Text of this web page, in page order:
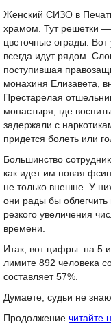
Женский СИЗО в
храмом. Тут решетки
цветочные ограды.
всегда идут рядом.
поступившая
монахиня Елизавета,
Престарелая
монастыря, где
задержали с
придется болеть или
Большинство
как идет им новая
не только внешне. У
они рады бы облегчить
резкого увеличения
времени.
Итак, вот цифры: на 5
лимите 892 человека
составляет 57%.
Думаете, судьи не
Продолжение читайте